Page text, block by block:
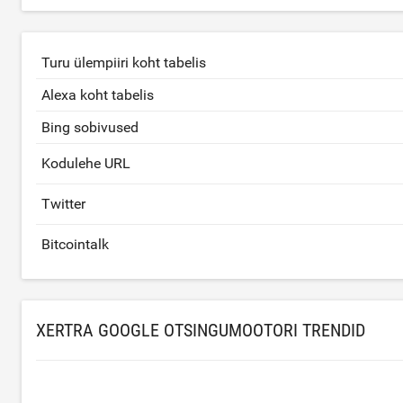
Turu ülempiiri koht tabelis
Alexa koht tabelis
Bing sobivused
Kodulehe URL
Twitter
Bitcointalk
XERTRA GOOGLE OTSINGUMOOTORI TRENDID